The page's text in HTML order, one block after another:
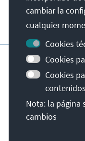
Visita también
Página principal
Protección de
Términos
© Konrad-
cambiar la
cualquier
Cookies
Cookies
Cookies
Nota: la página
cambios